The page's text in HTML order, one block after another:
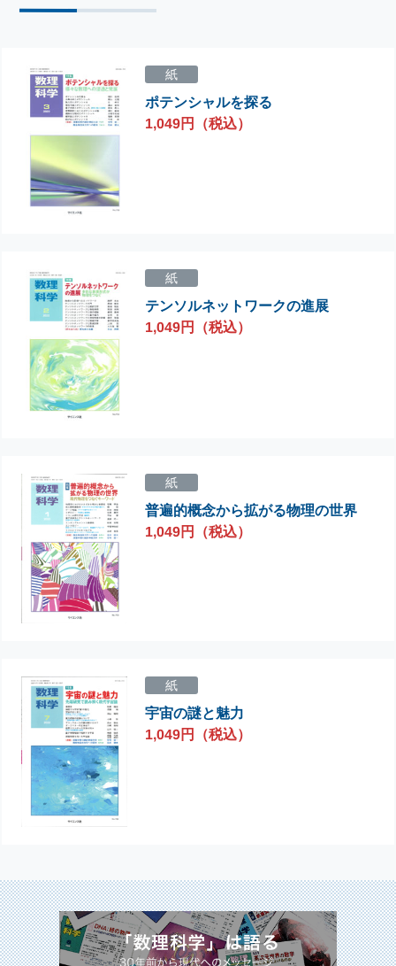
紙
ポテンシャルを探る
1,049円（税込）
紙
テンソルネットワークの進展
1,049円（税込）
紙
普遍的概念から拡がる物理の世界
1,049円（税込）
紙
宇宙の謎と魅力
1,049円（税込）